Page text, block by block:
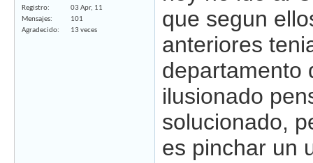
Registro
03 Apr, 11
Mensajes
101
Agradecido
13 veces
que segun
anteriores
departamento
ilusionado
solucionado,
es pinchar un